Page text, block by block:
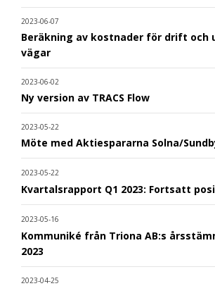
2023-06-07
Beräkning av kostnader för drift och
vägar
2023-06-02
Ny version av TRACS Flow
2023-05-22
Möte med Aktiespararna Solna/
2023-05-22
Kvartalsrapport Q1 2023: Fortsatt
2023-05-16
Kommuniké från Triona AB:s
2023
2023-04-25